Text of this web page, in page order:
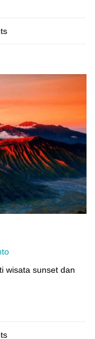
wisata sunset dan